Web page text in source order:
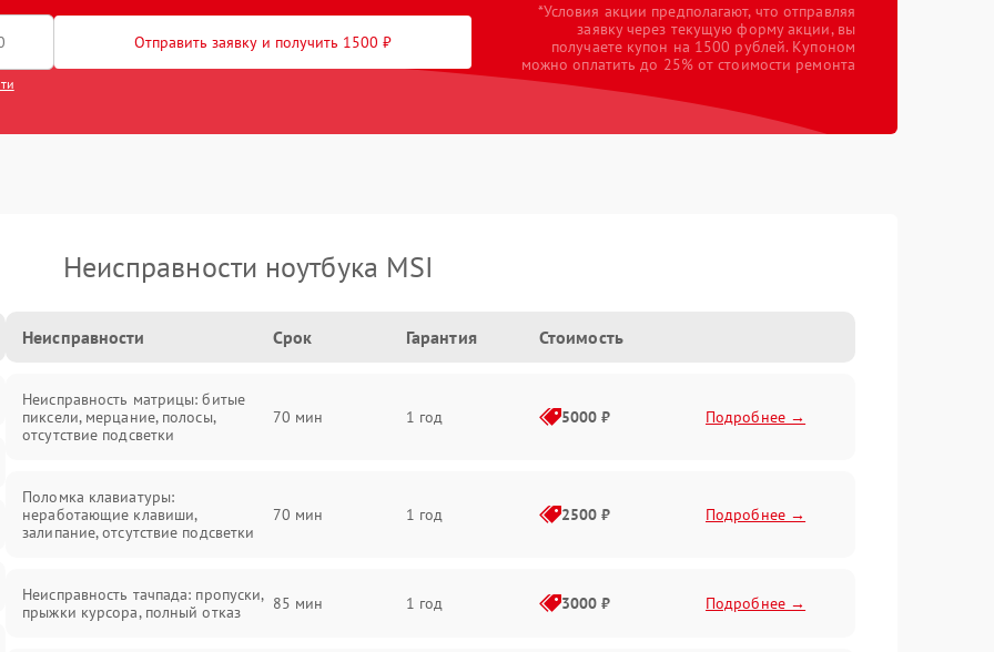
Отправить заявку и получить 1500 ₽
*Условия акции предполагают, что отправляя
заявку через текущую форму акции, вы
получаете купон на 1500 рублей. Купоном
можно оплатить до 25% от стоимости ремонта
Неисправности ноутбука MSI
Неисправности Срок Гарантия Стоимость
Неисправность матрицы: битые
пиксели, мерцание, полосы,
отсутствие подсветки
70 мин 1 год 5000 ₽ Подробнее →
Поломка клавиатуры:
неработающие клавиши,
залипание, отсутствие подсветки
70 мин 1 год 2500 ₽ Подробнее →
Неисправность тачпада: пропуски,
прыжки курсора, полный отказ
85 мин 1 год 3000 ₽ Подробнее →